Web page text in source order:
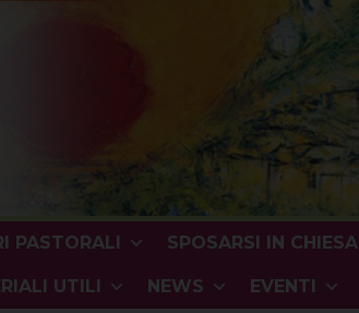
PASTORALI SPOSARSI IN CHIESA
UTILI NEWS EVENTI